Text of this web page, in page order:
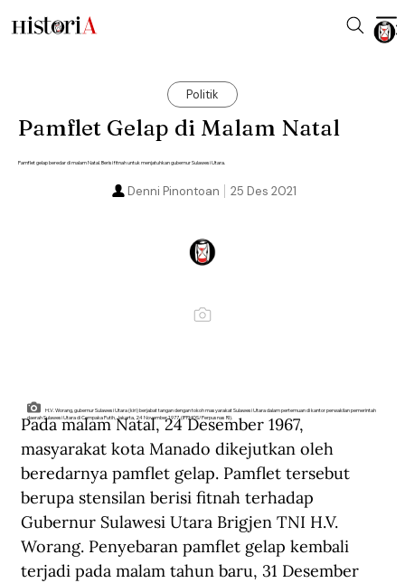
Politik
Pamflet Gelap di Malam Natal
Pamflet gelap beredar di malam Natal. Berisi fitnah untuk menjatuhkan gubernur Sulawesi Utara.
25 Des 2021
Denni Pinontoan
H.V. Worang, gubernur Sulawesi Utara (kiri) berjabat tangan dengan tokoh masyarakat Sulawesi Utara dalam pertemuan di kantor perwakilan pemerintah
daerah Sulawesi Utara di Cempaka Putih, Jakarta, 24 November 1977. (IPPHOS/Perpusnas RI).
Pada malam Natal, 24 Desember 1967,
masyarakat kota Manado dikejutkan oleh
beredarnya pamflet gelap. Pamflet tersebut
berupa stensilan berisi fitnah terhadap
Gubernur Sulawesi Utara Brigjen TNI H.V.
Worang. Penyebaran pamflet gelap kembali
terjadi pada malam tahun baru, 31 Desember